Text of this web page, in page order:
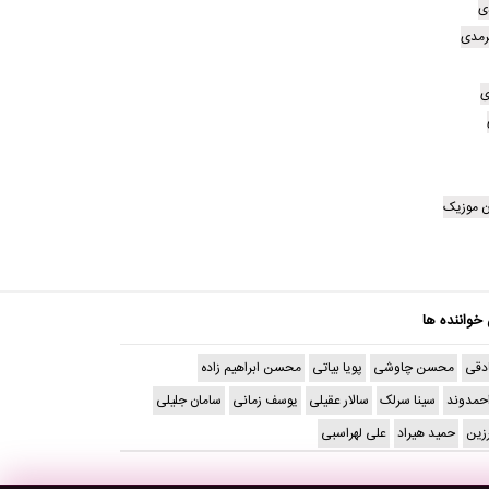
موزیک
خواننده ها
محسن چاوشی پویا بیاتی محسن ابراهیم زاده
سینا سرلک سالار عقیلی یوسف زمانی سامان جلیلی
حمید هیراد علی لهراسبی